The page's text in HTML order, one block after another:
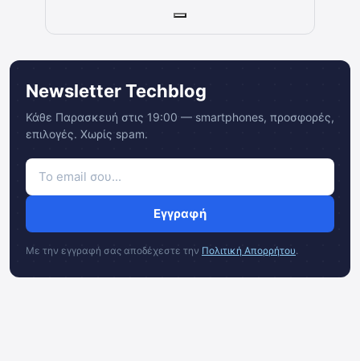
Newsletter Techblog
Κάθε Παρασκευή στις 19:00 — smartphones, προσφορές,
επιλογές. Χωρίς spam.
Εγγραφή
Με την εγγραφή σας αποδέχεστε την Πολιτική Απορρήτου.